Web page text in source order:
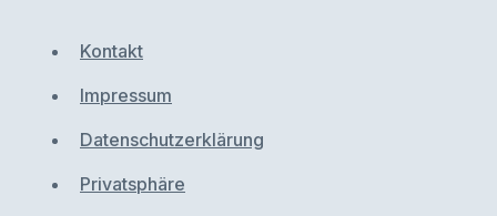
Kontakt
Impressum
Datenschutzerklärung
Privatsphäre